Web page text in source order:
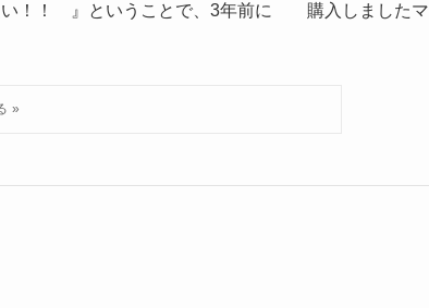
』ということで、3年前に 購入しましたマ